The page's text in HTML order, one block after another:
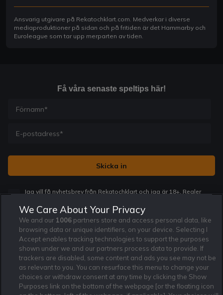
Ansvarig utgivare på Rekatochklart.com. Medverkar i diverse
mediaproduktioner på sidan och på fritiden är det Hammarby och
Euroleague som tar upp merparten av tiden.
Få våra senaste speltips här!
Jag vill få nyhetsbrev från Rekatochklart och jag är 18+. Regler
Affiliate Modell
Kontakta oss
Ansvarsfullt Spelande
Nyhetsarkiv
Cookie Policy
Användarvilkor
Integritetspolicy
We Care About Your Privacy
We and our 1006 partners store and access personal data, like
browsing data or unique identifiers, on your device. Selecting I
Accept enables tracking technologies to support the purposes
shown under we and our partners process data to provide. If
trackers are disabled, some content and ads you see may not be
as relevant to you. You can resurface this menu to change your
choices or withdraw consent at any time by clicking the Show
Purposes link on the bottom of the webpage [or the floating icon